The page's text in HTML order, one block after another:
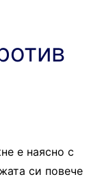
е наясно с
си повече